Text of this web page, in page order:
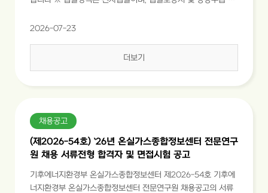
감 기한 내 제출 하여야함 ※ 제안서 제출은 나라장터를 이용하여
2026-07-23
더보기
채용공고
(제2026-54호) `26년 온실가스종합정보센터 전문연구
원 채용 서류전형 합격자 및 면접시험 공고
기후에너지환경부 온실가스종합정보센터 제2026-54호 기후에
너지환경부 온실가스종합정보센터 전문연구원 채용공고의 서류